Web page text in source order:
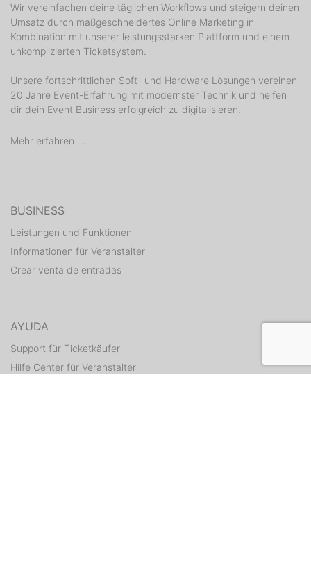
Wir vereinfachen deine täglichen Workflows und steigern deinen
Umsatz durch maßgeschneidertes Online Marketing in
Kombination mit unserer leistungsstarken Plattform und einem
unkomplizierten Ticketsystem.
Unsere fortschrittlichen Soft- und Hardware Lösungen vereinen
20 Jahre Event-Erfahrung mit modernster Technik und helfen
dir dein Event Business erfolgreich zu digitalisieren.
Mehr erfahren ...
BUSINESS
Leistungen und Funktionen
Informationen für Veranstalter
Crear venta de entradas
AYUDA
Support für Ticketkäufer
Hilfe Center für Veranstalter